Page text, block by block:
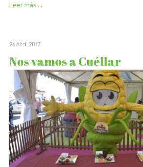
Leer más ...
26 Abril 2017
Nos vamos a Cuéllar